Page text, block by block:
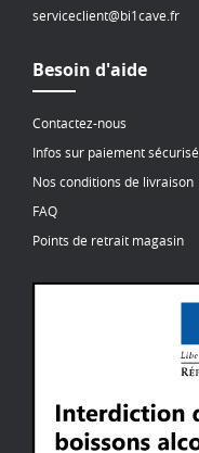
serviceclient@bi1cave.fr
Besoin d'aide
Contactez-nous
Infos sur paiement sécurisé
Nos conditions de livraison
FAQ
Points de retrait magasin